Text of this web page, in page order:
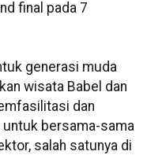
final pada 7
generasi muda
wisata Babel dan
dan
bersama-sama
salah satunya di